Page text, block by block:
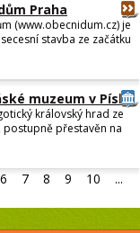
6 7 8 9 10 ...
Praha
(www.obecnidum.cz) je
stavba ze začátku
muzeum v Písku
královský hrad ze
postupně přestavěn na